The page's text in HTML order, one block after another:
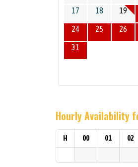
17 18 19
24 25 26
31
Hourly Availability
H 00 01 02